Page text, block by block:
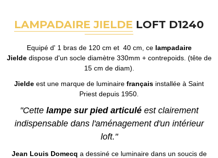
LAMPADAIRE JIELDE LOFT D1240
Equipé d' 1 bras de 120 cm et 40 cm, ce lampadaire
Jieldedispose d'un socle diamètre 330mm + contrepoids. (tête de
15 cm de diam).
Jielde est une marque de luminaire français installée à Saint
Priest depuis 1950.
"Cette lampe sur pied articuléest clairement
indispensable dans l'aménagement d'un intérieur
loft."
Jean Louis Domecq a dessiné ce luminaire dans un soucis de